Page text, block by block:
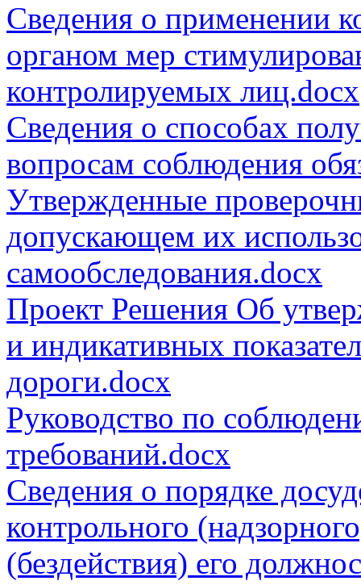
Сведения о применении
органом мер
контролируемых лиц.docx
Сведения о способах
вопросам соблюдения
Утвержденные
допускающем их
самообследования.docx
Проект Решения Об
и индикативных
дороги.docx
Руководство по
требований.docx
Сведения о порядке
контрольного
(бездействия) его